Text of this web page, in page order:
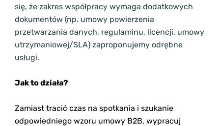
się, że zakres współpracy wymaga dodatkowych
dokumentów (np. umowy powierzenia
przetwarzania danych, regulaminu, licencji, umowy
utrzymaniowej/SLA) zaproponujemy odrębne
usługi.
Jak to działa?
Zamiast tracić czas na spotkania i szukanie
odpowiedniego wzoru umowy B2B, wypracuj